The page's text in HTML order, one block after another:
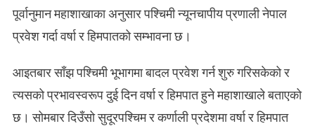
स्थानमा
पूर्वानुमान महाशाखाका अनुसार पश्चिमी न्यूनचापीय प्रणाली नेपाल
प्रवेश गर्दा वर्षा र हिमपातको सम्भावना छ।
आइतबार साँझ पश्चिमी भूभागमा बादल प्रवेश गर्न शुरु गरिसकेको र
त्यसको प्रभावस्वरूप दुई दिन वर्षा र हिमपात हुने महाशाखाले बताएको
छ। सोमबार दिउँसो सुदूरपश्चिम र कर्णाली प्रदेशमा वर्षा र हिमपात